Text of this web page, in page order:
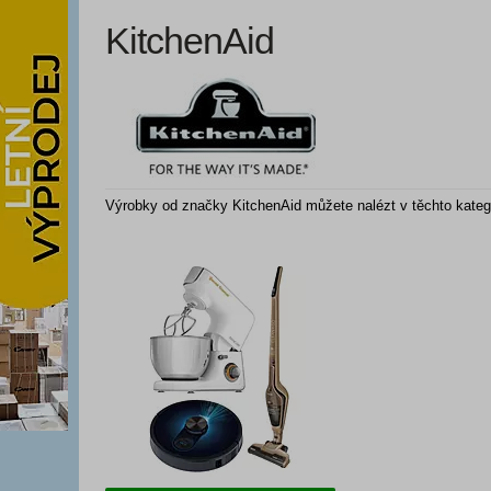
KitchenAid
Výrobky od značky KitchenAid můžete nalézt v těchto